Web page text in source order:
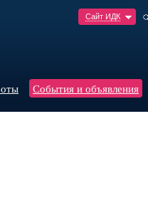
Сайт ИДК
События и объявления